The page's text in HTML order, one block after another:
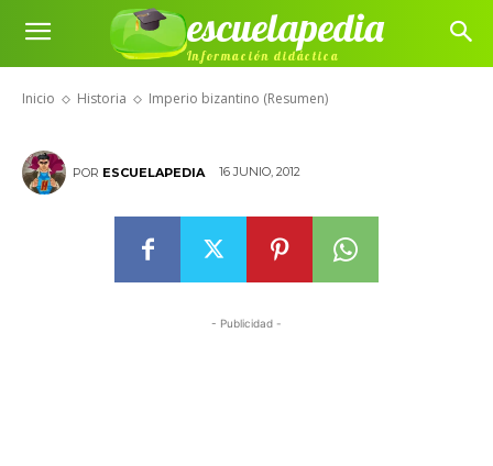
escuelapedia
Información didáctica
Inicio Historia Imperio bizantino (Resumen)
Imperio bizantino (Resumen)
POR ESCUELAPEDIA 16 JUNIO, 2012
- Publicidad -